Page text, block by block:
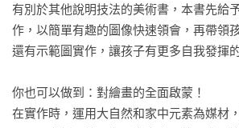
有別於其他說明技法的美術書，本書先給
作，以簡單有趣的圖像快速領會，再帶領
還有示範圖實作，讓孩子有更多自我發揮
你也可以做到：對繪畫的全面啟蒙！
在實作時，運用大自然和家中元素為媒材